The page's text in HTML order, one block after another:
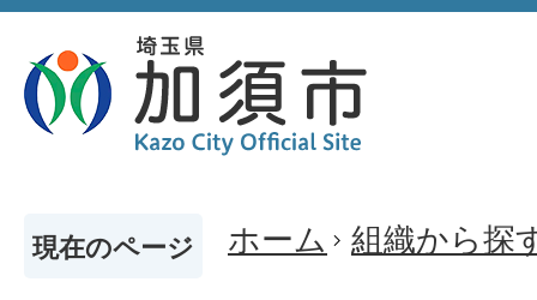
現在のページ ホーム 組織から探